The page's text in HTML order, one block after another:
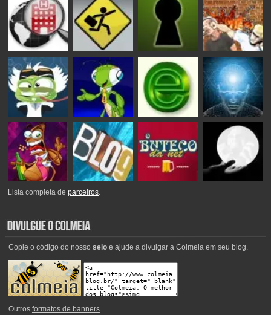
Lista completa deparceiros.
Copie o código do nosso seloe ajude a divulgar a Colmeia em seu blog.
Outros formatos de banners.